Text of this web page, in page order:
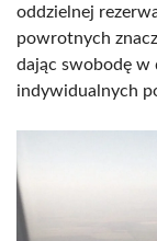
oddzielnej
powrotnych
dając swobodę
indywidualnych